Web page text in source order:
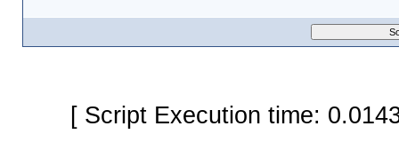
[ Script Execution time: